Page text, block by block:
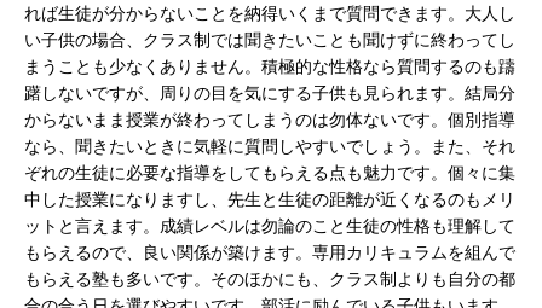
れば生徒が分からないことを納得いくまで質問できます。大人し
い子供の場合、クラス制では聞きたいことも聞けずに終わってし
まうことも少なくありません。積極的な性格なら質問するのも躊
躇しないですが、周りの目を気にする子供も見られます。結局分
からないまま授業が終わってしまうのは勿体ないです。個別指導
なら、聞きたいときに気軽に質問しやすいでしょう。また、それ
ぞれの生徒に必要な指導をしてもらえる点も魅力です。個々に集
中した授業になりますし、先生と生徒の距離が近くなるのもメリ
ットと言えます。成績レベルは勿論のこと生徒の性格も理解して
もらえるので、良い関係が築けます。専用カリキュラムを組んで
もらえる塾も多いです。そのほかにも、クラス制よりも自分の都